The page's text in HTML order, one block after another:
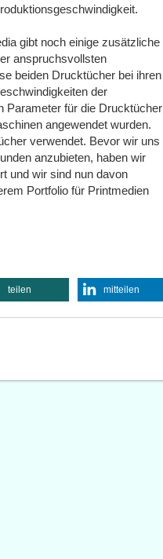
gibt noch einige zusätzliche
anspruchsvollsten
beiden Drucktücher bei ihren
der
Parameter für die Drucktücher
angewendet wurden.
verwendet. Bevor wir uns
anzubieten, haben wir
und wir sind nun davon
Portfolio für Printmedien
teilen mitteilen